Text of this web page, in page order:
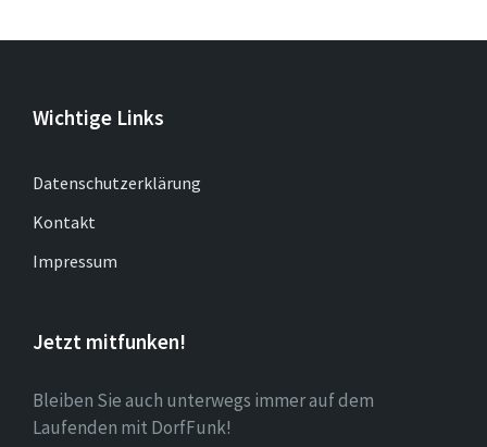
Wichtige Links
Datenschutzerklärung
Kontakt
Impressum
Jetzt mitfunken!
Bleiben Sie auch unterwegs immer auf dem
Laufenden mit DorfFunk!